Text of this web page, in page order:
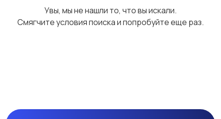
Увы, мы не нашли то, что вы искали.
Смягчите условия поиска и попробуйте еще раз.